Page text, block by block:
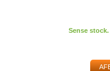
Sense